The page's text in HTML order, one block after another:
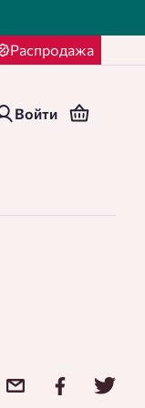
Распродажа
Войти